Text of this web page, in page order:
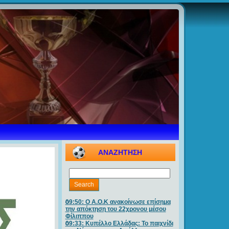
ΑΝΑΖΗΤΗΣΗ
09:50: O A.O.K ανακοίνωσε επίσημα
την απόκτηση του 22χρονου μέσου
Φίλιππου
09:33: Κυπέλλο Ελλάδας: Το παιχνίδι